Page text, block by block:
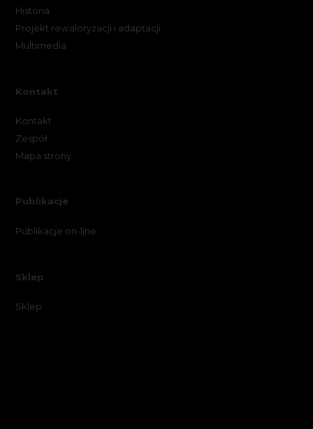
Historia
Projekt rewaloryzacji i adaptacji
Multimedia
Kontakt
Kontakt
Zespół
Mapa strony
Publikacje
Publikacje on-line
Sklep
Sklep